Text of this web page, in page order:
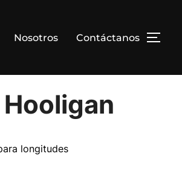
Nosotros Contáctanos
Hooligan
longitudes